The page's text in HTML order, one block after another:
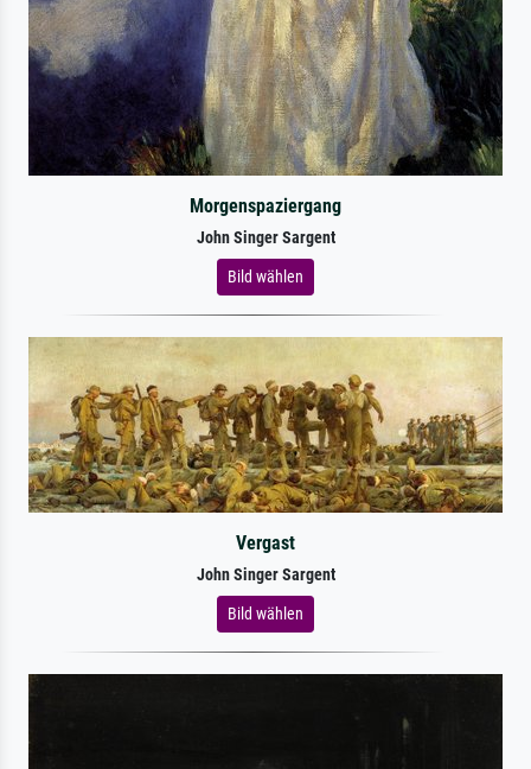
Morgenspaziergang
John Singer Sargent
Bild wählen
Vergast
John Singer Sargent
Bild wählen